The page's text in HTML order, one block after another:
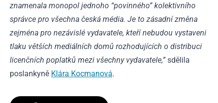
znamenala monopol jednoho “povinného” kolektivního
správce pro všechna česká média. Je to zásadní změna
zejména pro nezávislé vydavatele, kteří nebudou vystaveni
tlaku větších mediálních domů rozhodujících o distribuci
licenčních poplatků mezi všechny vydavatele,” sdělila
poslankyně Klára Kocmanová.